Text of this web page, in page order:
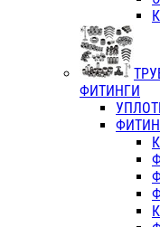
ФИТИНГИ